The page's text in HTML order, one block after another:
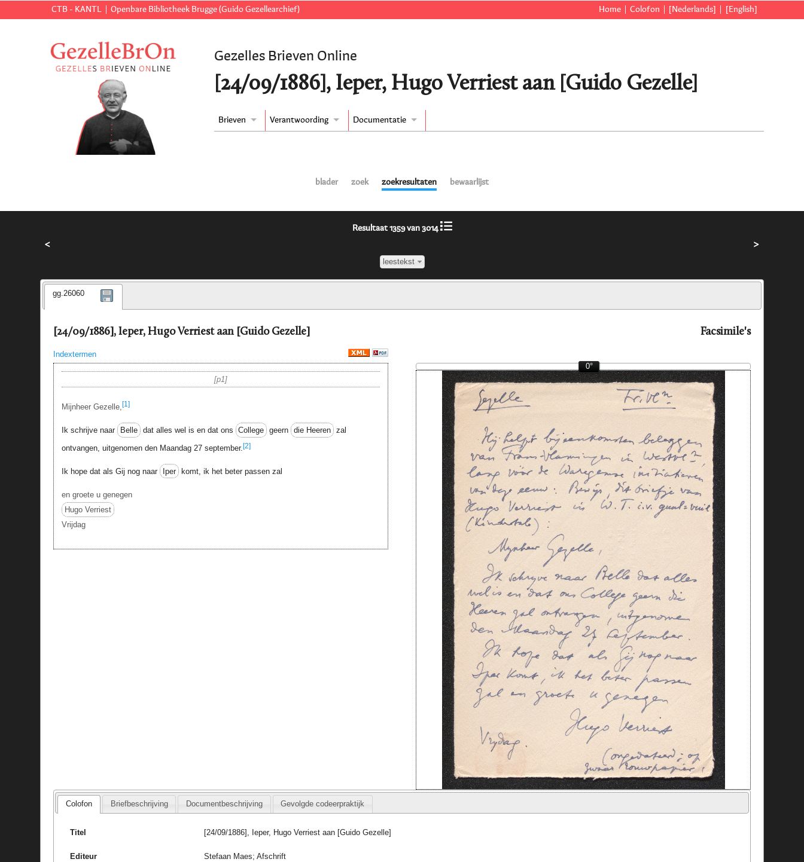
CTB - KANTL Openbare Bibliotheek Brugge (Guido Gezellearchief) Home Colofon [Nederlands] [English]
Gezelles Brieven Online
[24/09/1886], Ieper, Hugo Verriest aan [Guido Gezelle]
Brieven Verantwoording Documentatie
blader zoek zoekresultaten bewaarlijst
<
Resultaat 1359 van 3014
leestekst
>
gg.26060
[24/09/1886], Ieper, Hugo Verriest aan [Guido Gezelle]
Indextermen
Facsimile's
p1
Mijnheer Gezelle, [1]
Ik schrijve naar Belle dat alles wel is en dat ons College geern die Heeren zal
ontvangen, uitgenomen den Maandag 27 september.[2]
Ik hope dat als Gij nog naar Iper komt, ik het beter passen zal
en groete u genegen
Hugo Verriest
Vrijdag
0°
Colofon Briefbeschrijving Documentbeschrijving Gevolgde codeerpraktijk
Titel [24/09/1886], Ieper, Hugo Verriest aan [Guido Gezelle]
Editeur Stefaan Maes; Afschrift